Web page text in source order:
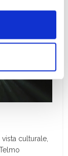
la
tutti” presti
in
culturale,